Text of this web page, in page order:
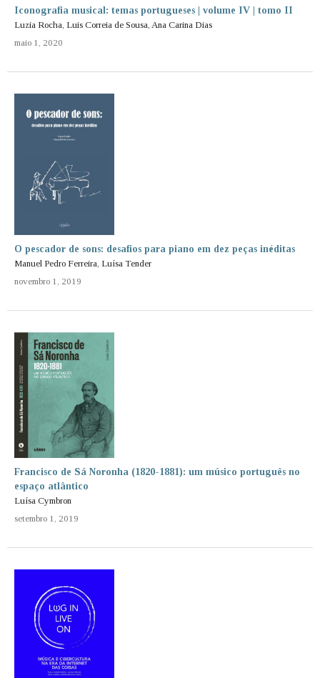
Iconografia musical: temas portugueses | volume IV | tomo II
Luzia Rocha, Luis Correia de Sousa, Ana Carina Dias
maio 1, 2020
O pescador de sons: desafios para piano em dez peças inéditas
Manuel Pedro Ferreira, Luísa Tender
novembro 1, 2019
Francisco de Sá Noronha (1820-1881): um músico português no
espaço atlântico
Luísa Cymbron
setembro 1, 2019